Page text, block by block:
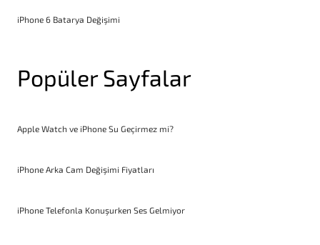
iPhone 6 Batarya Değişimi
Popüler Sayfalar
Apple Watch ve iPhone Su Geçirmez mi?
iPhone Arka Cam Değişimi Fiyatları
iPhone Telefonla Konuşurken Ses Gelmiyor